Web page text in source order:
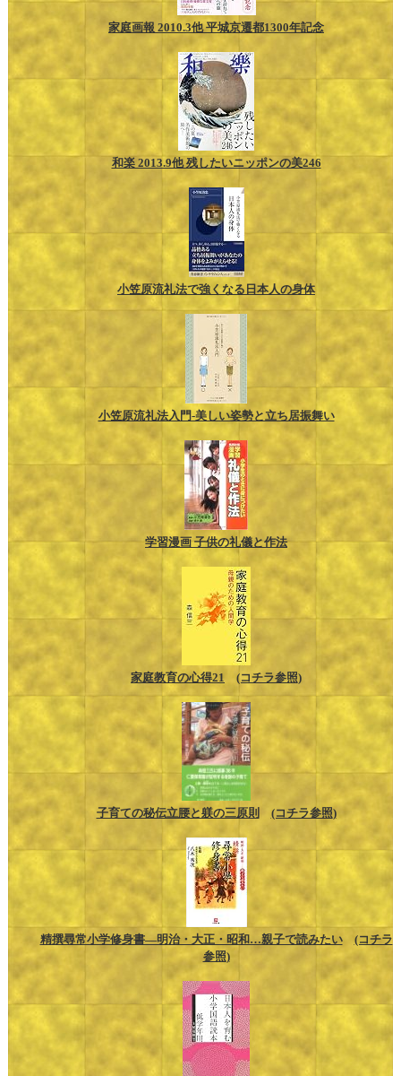
家庭画報 2010.3他 平城京遷都1300年記念
和楽 2013.9他 残したいニッポンの美246
小笠原流礼法で強くなる日本人の身体
小笠原流礼法入門-美しい姿勢と立ち居振舞い
学習漫画 子供の礼儀と作法
家庭教育の心得21 (コチラ参照)
子育ての秘伝立腰と躾の三原則 (コチラ参照)
精撰尋常小学修身書―明治・大正・昭和…親子で読みたい
(コチラ
参照)